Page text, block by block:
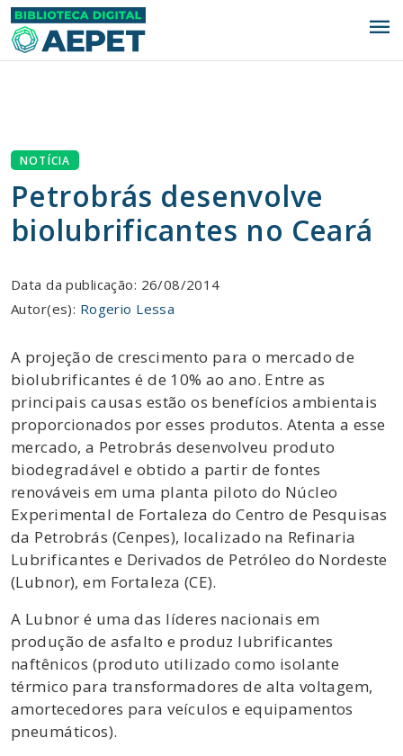
menu
NOTÍCIA
Petrobrás desenvolve
biolubrificantes no Ceará
Data da publicação: 26/08/2014
Autor(es): Rogerio Lessa
A projeção de crescimento para o mercado de
biolubrificantes é de 10% ao ano. Entre as
principais causas estão os benefícios ambientais
proporcionados por esses produtos. Atenta a esse
mercado, a Petrobrás desenvolveu produto
biodegradável e obtido a partir de fontes
renováveis em uma planta piloto do Núcleo
Experimental de Fortaleza do Centro de Pesquisas
da Petrobrás (Cenpes), localizado na Refinaria
Lubrificantes e Derivados de Petróleo do Nordeste
(Lubnor), em Fortaleza (CE).
A Lubnor é uma das líderes nacionais em
produção de asfalto e produz lubrificantes
naftênicos (produto utilizado como isolante
térmico para transformadores de alta voltagem,
amortecedores para veículos e equipamentos
pneumáticos).